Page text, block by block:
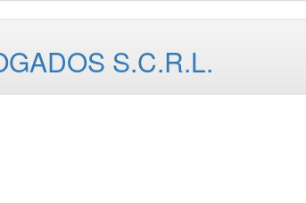
S.C.R.L.